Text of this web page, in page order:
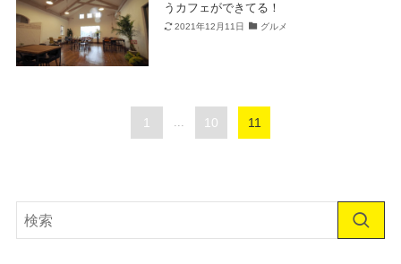
うカフェができてる！
2021年12月11日 グルメ
1 10 11